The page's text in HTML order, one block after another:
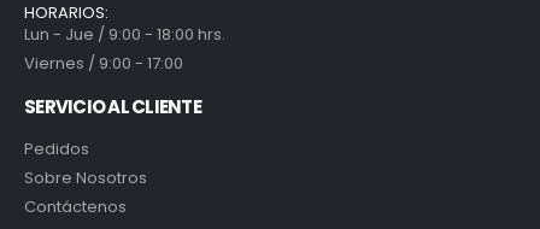
HORARIOS:
Lun - Jue / 9:00 - 18:00 hrs.
Viernes / 9:00 - 17:00
SERVICIO AL CLIENTE
Pedidos
Sobre Nosotros
Contáctenos